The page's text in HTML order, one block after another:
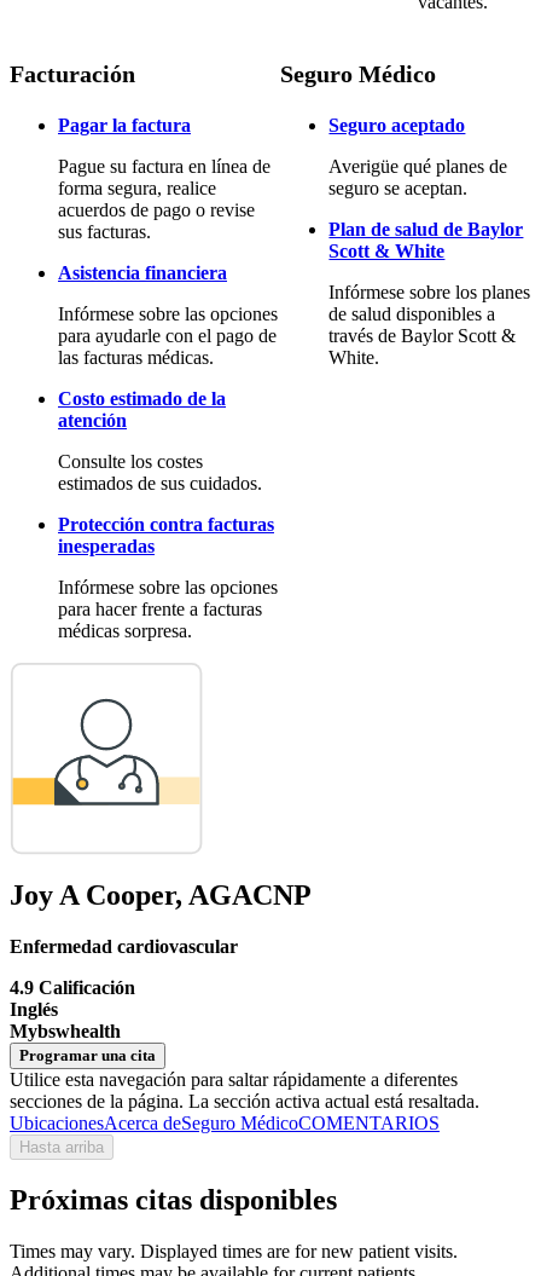
Facturación
Pagar la factura
Pague su factura en línea de
forma segura, realice
acuerdos de pago o revise
sus facturas.
Asistencia financiera
Infórmese sobre las opciones
para ayudarle con el pago de
las facturas médicas.
Costo estimado de la
atención
Consulte los costes
estimados de sus cuidados.
Protección contra facturas
inesperadas
Infórmese sobre las opciones
para hacer frente a facturas
médicas sorpresa.
Seguro Médico
Seguro aceptado
Averigüe qué planes de
seguro se aceptan.
Plan de salud de Baylor
Scott & White
Infórmese sobre los planes
de salud disponibles a
través de Baylor Scott &
White.
Joy A Cooper, AGACNP
Enfermedad cardiovascular
4.9 Calificación
Inglés
Mybswhealth
Programar una cita
Utilice esta navegación para saltar rápidamente a diferentes
secciones de la página. La sección activa actual está resaltada.
UbicacionesAcerca deSeguro MédicoCOMENTARIOS
Hasta arriba
Próximas citas disponibles
Times may vary. Displayed times are for new patient visits.